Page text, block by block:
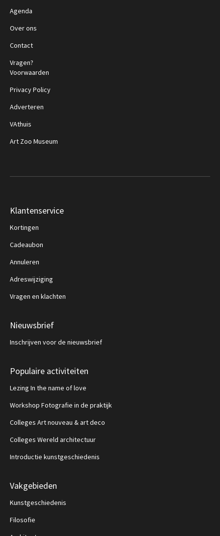
Agenda
Over ons
Contact
Vragen?
Voorwaarden
Privacy Policy
Adverteren
VAthuis
Art Zoo Museum
Klantenservice
Kortingen
Cadeaubon
Annuleren
Adreswijziging
Vragen en klachten
Nieuwsbrief
Inschrijven voor de nieuwsbrief
Populaire activiteiten
Lezing In the name of love
Workshop Fotografie in de praktijk
Colleges Art nouveau & art deco
Colleges Wereld architectuur
Introductie kunstgeschiedenis
Vakgebieden
Kunstgeschiedenis
Filosofie